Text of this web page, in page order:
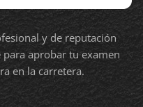
y de reputación
aprobar tu examen
en la carretera.